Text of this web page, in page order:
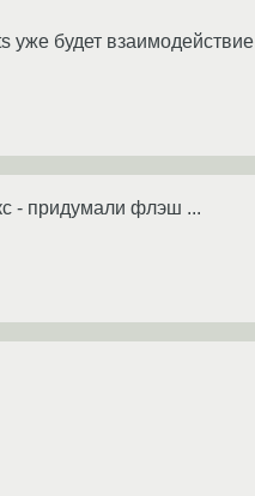
уже будет взаимодействие
- придумали флэш ...